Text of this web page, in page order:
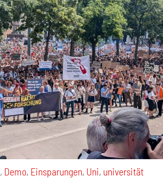
, Demo, Einsparungen, Uni, universität